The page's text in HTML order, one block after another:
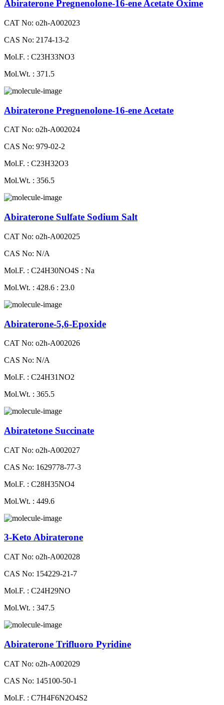
Abiraterone Pregnenolone-16-ene Acetate Oxime
CAT No: o2h-A002023
CAS No: 2174-13-2
Mol.F. : C23H33NO3
Mol.Wt. : 371.5
Abiraterone Pregnenolone-16-ene Acetate
CAT No: o2h-A002024
CAS No: 979-02-2
Mol.F. : C23H32O3
Mol.Wt. : 356.5
Abiraterone Sulfate Sodium Salt
CAT No: o2h-A002025
CAS No: N/A
Mol.F. : C24H30NO4S : Na
Mol.Wt. : 428.6 : 23.0
Abiraterone-5,6-Epoxide
CAT No: o2h-A002026
CAS No: N/A
Mol.F. : C24H31NO2
Mol.Wt. : 365.5
Abiratetone Succinate
CAT No: o2h-A002027
CAS No: 1629778-77-3
Mol.F. : C28H35NO4
Mol.Wt. : 449.6
3-Keto Abiraterone
CAT No: o2h-A002028
CAS No: 154229-21-7
Mol.F. : C24H29NO
Mol.Wt. : 347.5
Abiraterone Trifluoro Pyridine
CAT No: o2h-A002029
CAS No: 145100-50-1
Mol.F. : C7H4F6N2O4S2